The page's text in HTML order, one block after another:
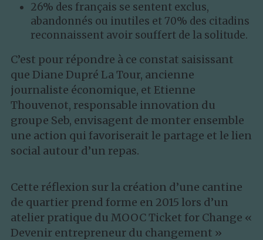
Nos fournisseurs
Don
26% des français se sentent exclus,
abandonnés ou inutiles et 70% des citadins
reconnaissent avoir souffert de la solitude.
C’est pour répondre à ce constat saisissant
que Diane Dupré La Tour, ancienne
journaliste économique, et Etienne
Thouvenot, responsable innovation du
groupe Seb, envisagent de monter ensemble
une action qui favoriserait le partage et le lien
social autour d’un repas.
Cette réflexion sur la création d’une cantine
de quartier prend forme en 2015 lors d’un
atelier pratique du MOOC Ticket for Change «
Devenir entrepreneur du changement »